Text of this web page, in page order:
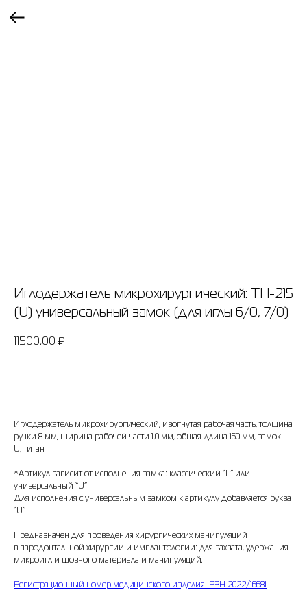
Иглодержатель микрохирургический: TH-215
(U) универсальный замок (для иглы 6/0, 7/0)
11500,00 ₽
Иглодержатель микрохирургический, изогнутая рабочая часть, толщина
ручки 8 мм, ширина рабочей части 1,0 мм, общая длина 160 мм, замок -
U, титан
*Артикул зависит от исполнения замка: классический “L” или
универсальный “U”
Для исполнения с универсальным замком к артикулу добавляется буква
“U”
Предназначен для проведения хирургических манипуляций
в пародонтальной хирургии и имплантологии: для захвата, удержания
микроигл и шовного материала и манипуляций.
Регистрационный номер медицинского изделия: РЗН 2022/16681